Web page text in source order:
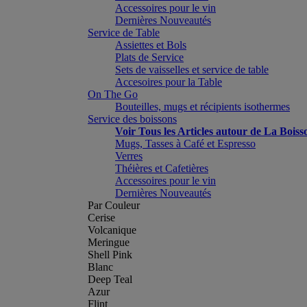
Accessoires pour le vin
Dernières Nouveautés
Service de Table
Assiettes et Bols
Plats de Service
Sets de vaisselles et service de table
Accesoires pour la Table
On The Go
Bouteilles, mugs et récipients isothermes
Service des boissons
Voir Tous les Articles autour de La
Mugs, Tasses à Café et Espresso
Verres
Théières et Cafetières
Accessoires pour le vin
Dernières Nouveautés
Par Couleur
Cerise
Volcanique
Meringue
Shell Pink
Blanc
Deep Teal
Azur
Flint